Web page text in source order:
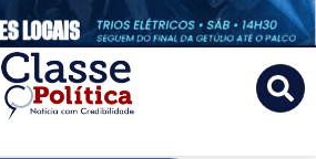
Classe
Politica